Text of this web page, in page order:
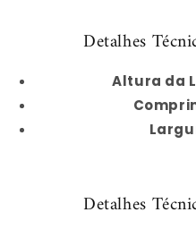
Detalhes
Altura da
Detalhes